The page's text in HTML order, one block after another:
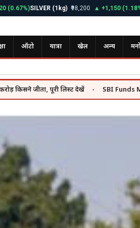
SILVER (1kg) ₹98,200 ▲ +1,150 (1.18%)USD/INR
ऑटो यात्रा खेल अन्य
पूरी लिस्ट देखें ● SBI Funds Management